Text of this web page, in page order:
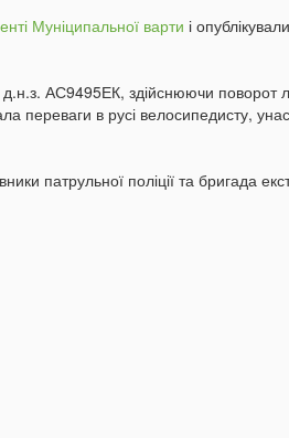
Муніципальної варти і
АС9495ЕК, здійснюючи поворот
переваги в русі велосипедисту,
патрульної поліції та бригада